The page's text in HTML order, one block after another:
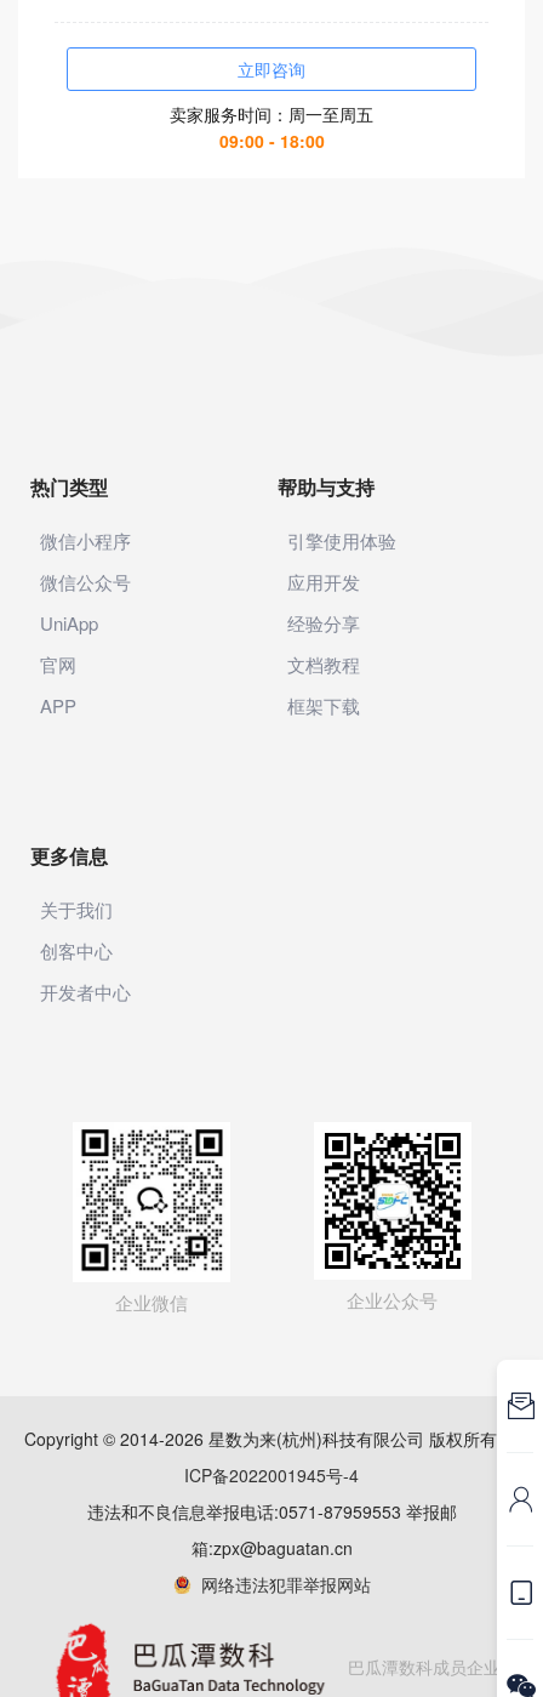
立即咨询
卖家服务时间：周一至周五
09:00 - 18:00
热门类型
微信小程序
微信公众号
UniApp
官网
APP
帮助与支持
引擎使用体验
应用开发
经验分享
文档教程
框架下载
更多信息
关于我们
创客中心
开发者中心
企业微信 企业公众号
Copyright © 2014-2026 星数为来(杭州)科技有限公司 版权所有
ICP备2022001945号-4
违法和不良信息举报电话:0571-87959553 举报邮
箱:zpx@baguatan.cn
网络违法犯罪举报网站
巴瓜潭数科成员企业



